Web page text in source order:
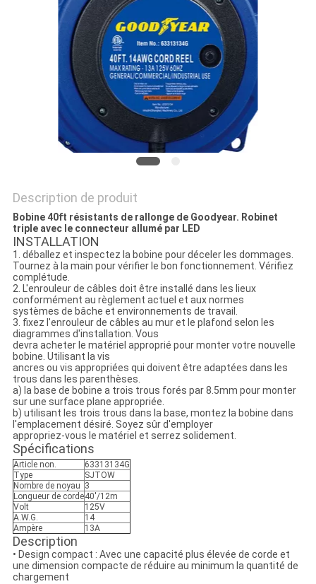
PRIVACY
Description de produit
Bobine 40ft résistants de rallonge de Goodyear. Robinet
triple avec le connecteur allumé par LED
INSTALLATION
1. déballez et inspectez la bobine pour déceler les dommages.
Tournez à la main pour vérifier le bon fonctionnement. Vérifiez
complétude.
2. L'enrouleur de câbles doit être installé dans les lieux
conformément au règlement actuel et aux normes
systèmes de bâche et environnements de travail.
3. fixez l'enrouleur de câbles au mur et le plafond selon les
diagrammes d'installation. Vous
devra acheter le matériel approprié pour monter votre nouvelle
bobine. Utilisant la vis
ancres ou vis appropriées qui doivent être adaptées dans les
trous dans les parenthèses.
a) la base de bobine a trois trous forés par 8.5mm pour monter
sur une surface plane appropriée.
b) utilisant les trois trous dans la base, montez la bobine dans
l'emplacement désiré. Soyez sûr d'employer
appropriez-vous le matériel et serrez solidement.
Spécifications
Article non.
63313134G
Type
SJTOW
Nombre de noyau 3
Longueur de corde40'/12m
Volt
125V
A.W.G.
14
Ampère
13A
Description
• Design compact : Avec une capacité plus élevée de corde et
une dimension compacte de réduire au minimum la quantité de
chargement